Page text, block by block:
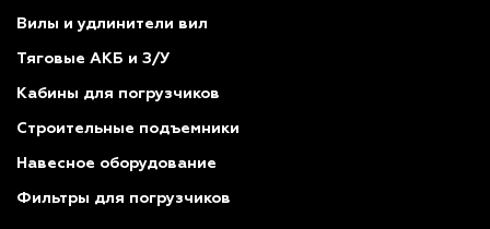
Вилы и удлинители вил
Тяговые АКБ и З/У
Кабины для погрузчиков
Строительные подъемники
Навесное оборудование
Фильтры для погрузчиков